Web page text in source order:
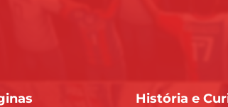
História e